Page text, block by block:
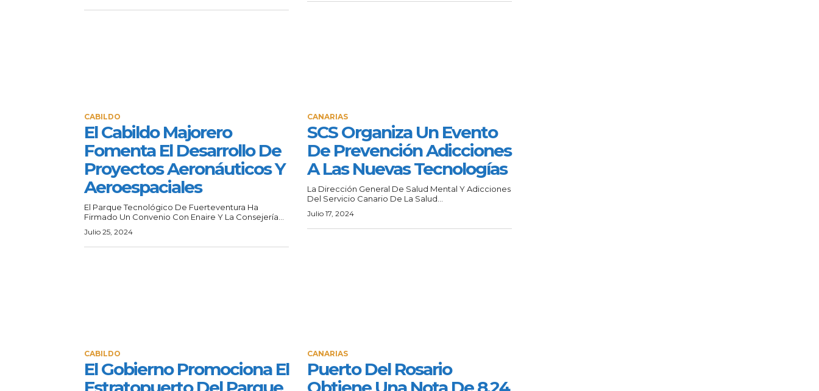
CABILDO
El Cabildo Majorero
Fomenta El Desarrollo De
Proyectos Aeronáuticos Y
Aeroespaciales
El Parque Tecnológico De Fuerteventura Ha
Firmado Un Convenio Con Enaire Y La Consejería...
Julio 25, 2024
CANARIAS
SCS Organiza Un Evento
De Prevención Adicciones
A Las Nuevas Tecnologías
La Dirección General De Salud Mental Y Adicciones
Del Servicio Canario De La Salud...
Julio 17, 2024
CABILDO
El Gobierno Promociona El
CANARIAS
Puerto Del Rosario